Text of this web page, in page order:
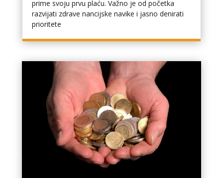
prime svoju prvu plaću. Važno je od početka
razvijati zdrave financijske navike i jasno definirati
prioritete